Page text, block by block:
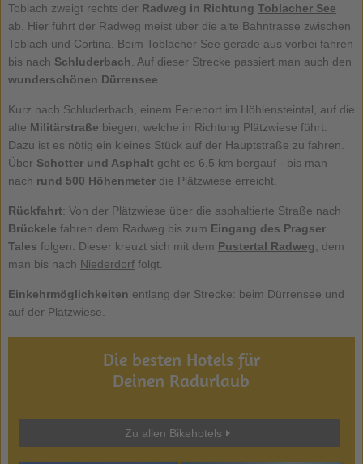
Toblach zweigt rechts der Radweg in Richtung Toblacher See
ab. Hier führt der Radweg meist über die alte Bahntrasse zwischen
Toblach und Cortina. Beim Toblacher See gerade aus vorbei fahren
bis nach Schluderbach . Auf dieser Strecke passiert man auch den
wunderschönen Dürrensee
Kurz nach Schluderbach, einem Ferienort im Höhlensteintal, auf die
alte Militärstraße biegen, welche in Richtung Plätzwiese führt.
Dazu ist es nötig ein kleines Stück auf der Hauptstraße zu fahren.
Über Schotter und Asphalt geht es 6,5 km bergauf - bis man
nach rund 500 Höhenmeterdie Plätzwiese erreicht.
Rückfahrt: Von der Plätzwiese über die asphaltierte Straße nach
Brückele fahren dem Radweg bis zum Eingang des Pragser
Tales folgen. Dieser kreuzt sich mit dem Pustertal Radweg , dem
man bis nach Niederdorffolgt.
Einkehrmöglichkeiten entlang der Strecke: beim Dürrensee und
auf der Plätzwiese.
Die besten Hotels für
Deinen Radurlaub
Zu allen Bikehotels